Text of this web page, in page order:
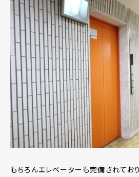
もちろんエレベーターも完備されており